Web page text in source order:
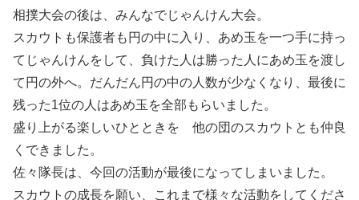
相撲大会の後は、みんなでじゃんけん大会。
スカウトも保護者も円の中に入り、あめ玉を一つ手に持っ
てじゃんけんをして、負けた人は勝った人にあめ玉を渡し
て円の外へ。だんだん円の中の人数が少なくなり、最後に
残った1位の人はあめ玉を全部もらいました。
盛り上がる楽しいひとときを 他の団のスカウトとも仲良
くできました。
佐々隊長は、今回の活動が最後になってしまいました。
スカウトの成長を願い、これまで様々な活動をしてくださ